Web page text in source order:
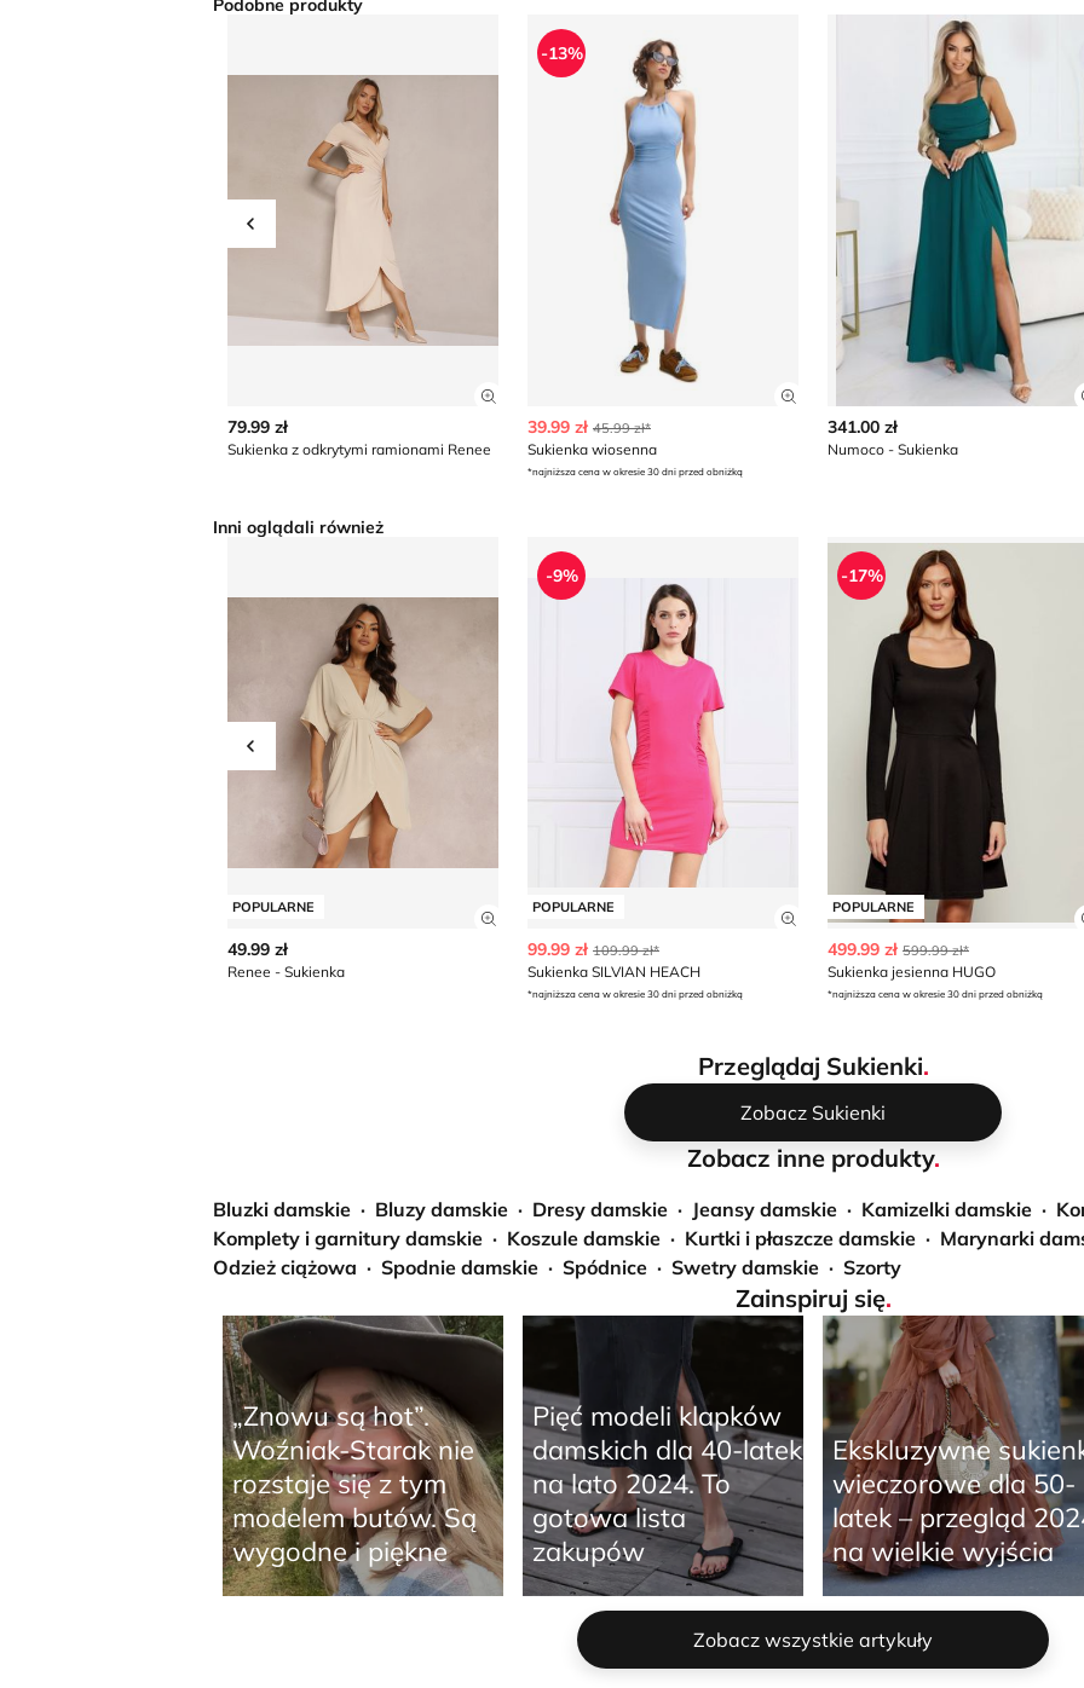
Podobne produkty
Przesuń w lewo
Sukienka z odkrytymi ramionami Renee
Zobacz szczegóły produktu
79.99 zł
Sukienka z odkrytymi ramionami Renee
Sukienka wiosenna
-13%
Zobacz szczegóły produktu
39.99 zł 45.99 zł*
Sukienka wiosenna
*najniższa cena w okresie 30 dni przed obniżką
Numoco - Sukienka
341.00 zł
Numoco - Sukienka
Inni oglądali również
Przesuń w lewo
POPULARNE
Zobacz szczegóły produktu
49.99 zł
Renee - Sukienka
Sukienka SILVIAN HEACH
POPULARNE
-9%
Zobacz szczegóły produktu
99.99 zł 109.99 zł*
Sukienka SILVIAN HEACH
*najniższa cena w okresie 30 dni przed obniżką
Sukienka jesienna HUGO
POPULARNE
-17%
499.99 zł 599.99 zł*
Sukienka jesienna HUGO
*najniższa cena w okresie 30 dni przed obniżką
Przeglądaj Sukienki.
Zobacz Sukienki
Zobacz inne produkty.
Bluzki damskie Bluzy damskie Dresy damskie Jeansy damskie Kamizelki damskie
Komplety i garnitury damskie
Koszule damskie Kurtki i płaszcze damskie Marynarki
Odzież ciążowa
Spodnie damskie Spódnice Swetry damskie Szorty
Zainspiruj się.
„Znowu są hot”.
Woźniak-Starak nie
rozstaje się z tym
modelem butów. Są
wygodne i piękne
Pięć modeli klapków
damskich dla 40-latek
na lato 2024. To
gotowa lista
zakupów
Ekskluzywne
wieczorowe dla 50-
latek – przegląd
na wielkie wyjścia
Zobacz wszystkie artykuły